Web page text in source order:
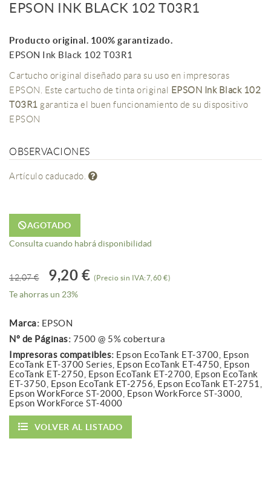
EPSON INK BLACK 102 T03R1
Producto original. 100% garantizado.
EPSON Ink Black 102 T03R1
Cartucho original diseñado para su uso en impresoras
EPSON. Este cartucho de tinta original EPSON Ink Black 102
T03R1 garantiza el buen funcionamiento de su dispositivo
EPSON
OBSERVACIONES
Artículo caducado.
AGOTADO
Consulta cuando habrá disponibilidad
12,07 € 9,20 € (Precio sin IVA:7,60 €)
Te ahorras un 23%
Marca: EPSON
Nº de Páginas: 7500 @ 5% cobertura
Impresoras compatibles: Epson EcoTank ET-3700, Epson
EcoTank ET-3700 Series, Epson EcoTank ET-4750, Epson
EcoTank ET-2750, Epson EcoTank ET-2700, Epson EcoTank
ET-3750, Epson EcoTank ET-2756, Epson EcoTank ET-2751,
Epson WorkForce ST-2000, Epson WorkForce ST-3000,
Epson WorkForce ST-4000
VOLVER AL LISTADO